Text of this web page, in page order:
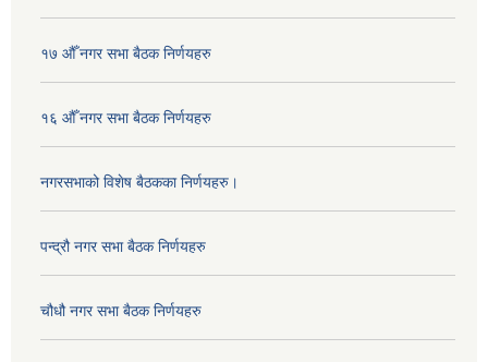
१७ औँ नगर सभा बैठक निर्णयहरु
१६ औँ नगर सभा बैठक निर्णयहरु
नगरसभाको विशेष बैठकका निर्णयहरु।
पन्द्रौ नगर सभा बैठक निर्णयहरु
चौधौ नगर सभा बैठक निर्णयहरु